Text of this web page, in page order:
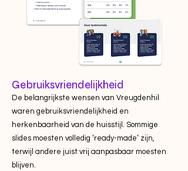
Gebruiksvriendelijkheid
De belangrijkste wensen van Vreugdenhil
waren gebruiksvriendelijkheid en
herkenbaarheid van de huisstijl. Sommige
slides moesten volledig ‘ready-made’ zijn,
terwijl andere juist vrij aanpasbaar moesten
blijven.